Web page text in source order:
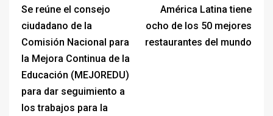
Se reúne el consejo
ciudadano de la
Comisión Nacional para
la Mejora Continua de la
Educación (MEJOREDU)
para dar seguimiento a
los trabajos para la
América Latina tiene
ocho de los 50 mejores
restaurantes del mundo